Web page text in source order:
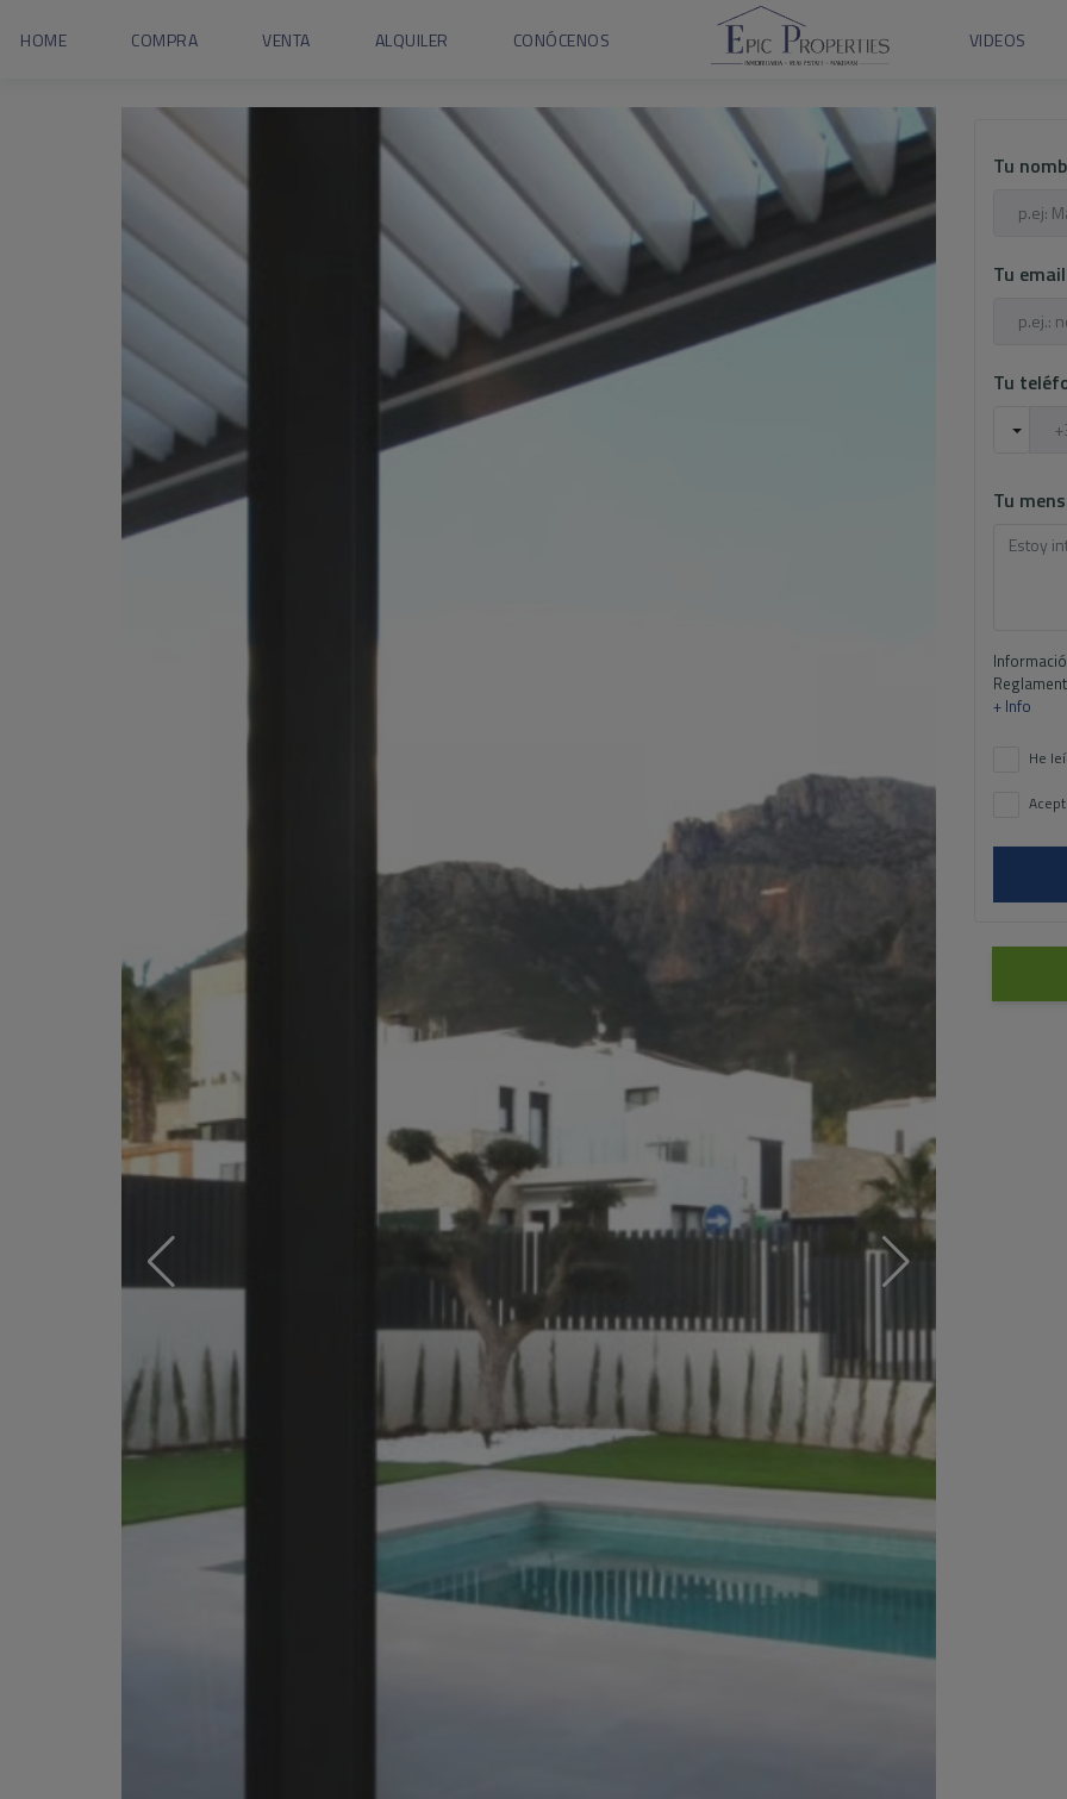
HOME COMPRA VENTA ALQUILER CONÓCENOS VIDEOS
Tu
Tu email
Tu
Tu
+ Info
He